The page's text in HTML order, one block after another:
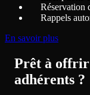
Réservation
Rappels
En savoir plus
Prêt à offrir
adhérents ?